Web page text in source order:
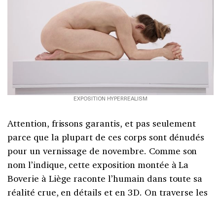
EXPOSITION HYPERREALISM
Attention, frissons garantis, et pas seulement
parce que la plupart de ces corps sont dénudés
pour un vernissage de novembre. Comme son
nom l’indique, cette exposition montée à La
Boverie à Liège raconte l’humain dans toute sa
réalité crue, en détails et en 3D. On traverse les